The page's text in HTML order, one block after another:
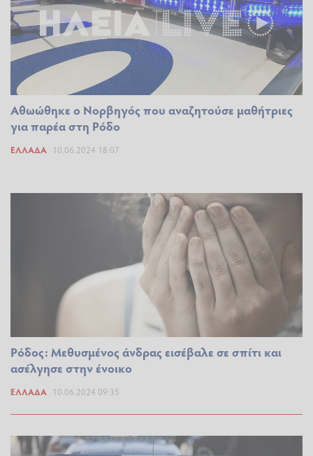
Αθωώθηκε ο Νορβηγός που αναζητούσε μαθήτριες
για παρέα στη Ρόδο
ΕΛΛΆΔΑ 10.06.2024 18:07
Ρόδος: Μεθυσμένος άνδρας εισέβαλε σε σπίτι και
ασέλγησε στην ένοικο
ΕΛΛΆΔΑ 10.06.2024 09:35